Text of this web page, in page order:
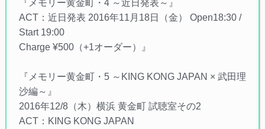
『メモリー黄金町・4 ～近日発表～』
ACT：近日発表 2016年11月18日（金） Open18:30 /
Start 19:00
Charge ¥500（+1オーダー）』
『メモリー黄金町・5 ～KING KONG JAPAN × 武田理
沙編～』
2016年12/8（木）横浜 黄金町 試聴室その2
ACT：KING KONG JAPAN